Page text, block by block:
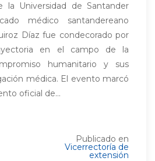
la Universidad de Santander
médico santandereano
Díaz fue condecorado por
en el campo de la
humanitario y sus
médica. El evento marcó
oficial de...
Publicado en
Vicerrectoría de
extensión